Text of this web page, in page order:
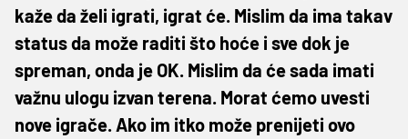
kaže da želi igrati, igrat će. Mislim da ima takav
status da može raditi što hoće i sve dok je
spreman, onda je OK. Mislim da će sada imati
važnu ulogu izvan terena. Morat ćemo uvesti
nove igrače. Ako im itko može prenijeti ovo